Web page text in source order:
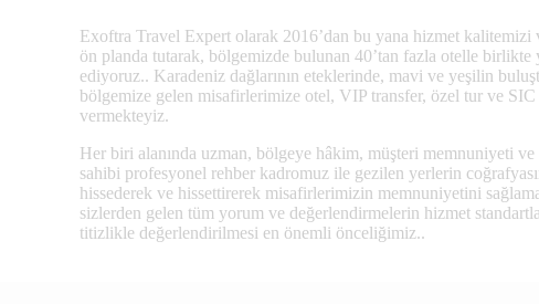
Exoftra Travel Expert olarak 2016’dan bu yana hizmet
ön planda tutarak, bölgemizde bulunan 40’tan fazla otelle birlikte
ediyoruz.. Karadeniz dağlarının eteklerinde, mavi ve yeşilin
bölgemize gelen misafirlerimize otel, VIP transfer, özel tur ve
vermekteyiz.
Her biri alanında uzman, bölgeye hâkim, müşteri memnuniyeti
sahibi profesyonel rehber kadromuz ile gezilen yerlerin
hissederek ve hissettirerek misafirlerimizin memnuniyetini
sizlerden gelen tüm yorum ve değerlendirmelerin hizmet
titizlikle değerlendirilmesi en önemli önceliğimiz..